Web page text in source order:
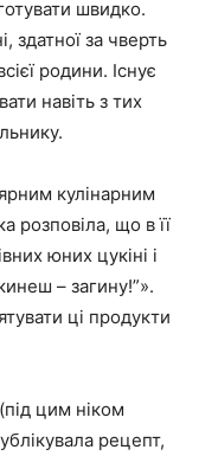
швидко.
здатної за чверть
родини. Існує
навіть з тих
кулінарним
розповіла, що в її
юних цукіні і
– загину!”».
ці продукти
цим ніком
рецепт,